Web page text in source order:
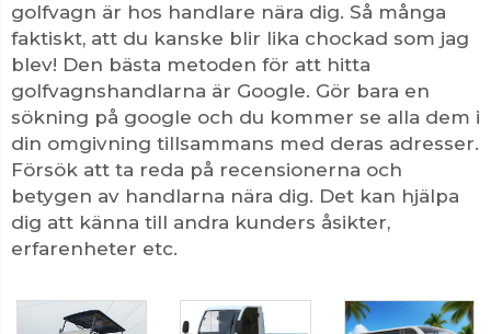
golfvagn är hos handlare nära dig. Så många
faktiskt, att du kanske blir lika chockad som jag
blev! Den bästa metoden för att hitta
golfvagnshandlarna är Google. Gör bara en
sökning på google och du kommer se alla dem i
din omgivning tillsammans med deras adresser.
Försök att ta reda på recensionerna och
betygen av handlarna nära dig. Det kan hjälpa
dig att känna till andra kunders åsikter,
erfarenheter etc.